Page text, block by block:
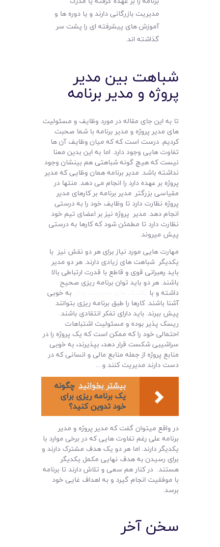
مدیریت بازرگانی دارند و یا دوره ها و
آموزش های پیشرفته ای را پشت سر
گذاشته اند.
شباهت بین مدیر
پروژه و مدیر برنامه
تا به این جای مقاله در مورد وظایف و مسئولیت
های مدیر پروژه و مدیر برنامه با شما صحبت
کردیم. درست است که که میان وظایف آن ها
تفاوت هایی وجود دارد. اما به این بدین معنا
نیست که هیچ گونه شباهتی هم بینشان وجود
نداشته باشد. مدیر برنامه همان وظایی که مدیر
پروژه بر عهده دارد را انجام می دهد. منتها در
مقیاسی بزرگتر. مدیر برنامه بر کارهای مدیر
پروژه نظارت دارد تا وظایف خود را به درستی
انجام دهد. مدیر پروژه نیز بر اعضای تیم خود
نظارت دارد تا مطمئن شود که کارها به درستی
پیش میروند.
مهارت هایی مورد نیاز برای هر دو نقش نیز با
یکدیگر شباهت های زیادی دارند. هر دو مدیر
باید رهبرانی قوی و قاطع با قدرت ارتباطی بالا
باشند. هر دو باید توان برنامه ریزی صحیح
داشته و با
به خوبی
آشنا باشند. کارها را طبق برنامه ریزی بتوانند
پیش ببرند. باید دارای تفکر انتقادی باشند.
ریسک پذیر بوده و مسئولیت اشتباهات
احتمالی خود را که ممکن است که یک پروژه را در
سراشیبی شکست قرار دهد، بپذیرند، به خوبی
منابع پروژه از جمله منابع مالی و انسانی که در
دست دارند مدیریت کنند و…
بیشتر بخوانید چگونه
یک برنامه ریزی برای
خود تدوین کنید؟
در واقع میتوان گفت که مدیر پروژه و مدیر
برنامه علی رغم تفاوت هایی که در برخی موارد با
یکدیگر دارند. اما هر دو یک هدف مشترک دارند و
برای رسیدن به هدف نهایی مکمل یکدیگر
هستند. در کنار هم سعی و تلاش دارند تا برنامه
با موفقیت انجام گیرد و به اهداف غایی خود
برسد.
سخن آخر